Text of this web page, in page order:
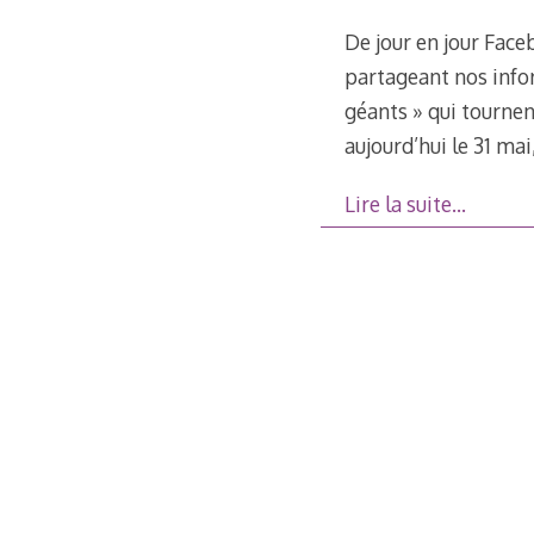
De jour en jour
partageant nos
géants » qui
aujourd’hui le 31
Lire la suite…